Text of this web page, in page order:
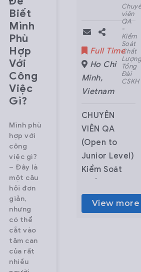
Biết
Mình
Phù
Hợp
Với
Công
Việc
Gì?
Mình phù
hợp với
công
việc gì?
– Đây là
một câu
hỏi đơn
giản,
nhưng
có thể
cắt vào
tâm can
của rất
nhiều
(ReactJS
Full Time
Ho Chi
Minh,
Vietnam
Fullstack
Developer
(ReactJS +
NodeJS)
About
VeXeRe –
Revolutionizing
the way
travels
VeXeRe is
viên
QA
-
Kiểm
Soát
Chất
Tổng
Đài
CSKH
Full Time
Ho Chi
Minh,
Vietnam
CHUYÊN
VIÊN QA
(Open to
Junior Level)
Kiểm Soát
Tổng Đài
CSKH
View more